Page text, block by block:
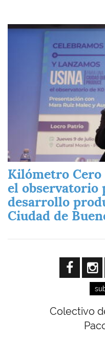
Imagen
Kilómetro Cero
el observatorio
desarrollo
Ciudad de
Colectivo